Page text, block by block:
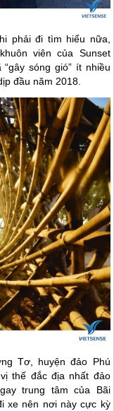
phải đi tìm hiểu nữa,
viên của Sunset
sóng gió” ít nhiều
đầu năm 2018.
Tơ, huyện đảo Phú
thế đắc địa nhất đảo
trung tâm của Bãi
xe nên nơi này cực kỳ